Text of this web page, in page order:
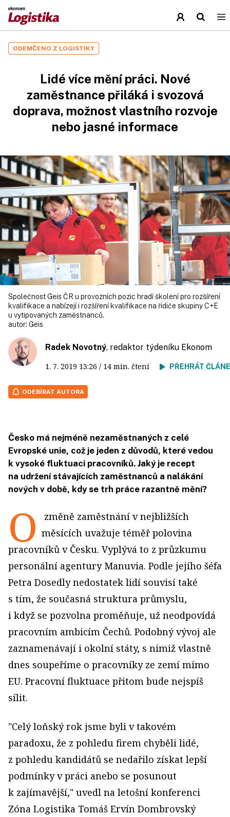
ODEMČENO Z LOGISTIKY
Lidé více mění práci. Nové
zaměstnance přiláká i svozová
doprava, možnost vlastního rozvoje
nebo jasné informace
Společnost Geis ČR u provozních pozic hradí školení pro rozšíření
kvalifikace a nabízejí i rozšíření kvalifikace na řidiče skupiny C+E
u vytipovaných zaměstnanců.
autor: Geis
Radek Novotný, redaktor týdeníku Ekonom
1. 7. 2019 13:26 / 14 min. čtení PŘEHRÁT
ODEBÍRAT AUTORA
Česko má nejméně nezaměstnaných z celé
Evropské unie, což je jeden z důvodů, které vedou
k vysoké fluktuaci pracovníků. Jaký je recept
na udržení stávajících zaměstnanců a nalákání
nových v době, kdy se trh práce razantně mění?
O
změně zaměstnání v nejbližších
měsících uvažuje téměř polovina
pracovníků v Česku. Vyplývá to z průzkumu
personální agentury Manuvia. Podle jejího šéfa
Petra Dosedly nedostatek lidí souvisí také
s tím, že současná struktura průmyslu,
i když se pozvolna proměňuje, už neodpovídá
pracovním ambicím Čechů. Podobný vývoj ale
zaznamenávají i okolní státy, s nimiž vlastně
dnes soupeříme o pracovníky ze zemí mimo
EU. Pracovní fluktuace přitom bude nejspíš
sílit.
"Celý loňský rok jsme byli v takovém
paradoxu, že z pohledu firem chyběli lidé,
z pohledu kandidátů se nedařilo získat lepší
podmínky v práci anebo se posunout
k zajímavější," uvedl na letošní konferenci
Zóna Logistika Tomáš Ervín Dombrovský